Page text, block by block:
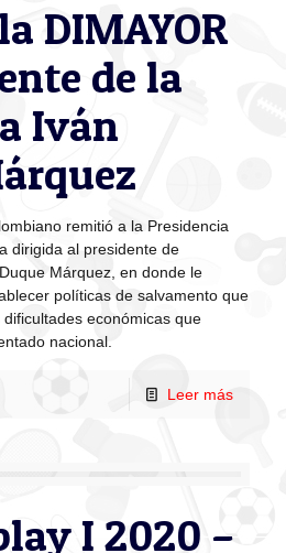
DIMAYOR
de la
Iván
remitió a la Presidencia
dirigida al presidente de
Márquez, en donde le
políticas de salvamento que
económicas que
nacional.
Leer más
I 2020 –